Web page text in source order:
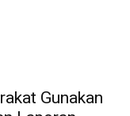
Gunakan